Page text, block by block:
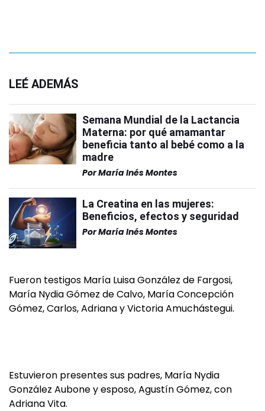
LEÉ ADEMÁS
Semana Mundial de la Lactancia
Materna: por qué amamantar
beneficia tanto al bebé como a la
madre
PorMaría Inés Montes
La Creatina en las mujeres:
Beneficios, efectos y seguridad
PorMaría Inés Montes
Fueron testigos María Luisa González de Fargosi,
María Nydia Gómez de Calvo, María Concepción
Gómez, Carlos, Adriana y Victoria Amuchástegui.
Estuvieron presentes sus padres, María Nydia
González Aubone y esposo, Agustín Gómez, con
Adriana Vita.